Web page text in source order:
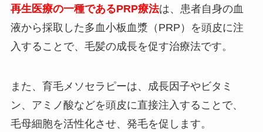
再生医療の一種であるPRP療法は、患者自身の血
液から採取した多血小板血漿（PRP）を頭皮に注
入することで、毛髪の成長を促す治療法です。
また、育毛メソセラピーは、成長因子やビタミ
ン、アミノ酸などを頭皮に直接注入することで、
毛母細胞を活性化させ、発毛を促します。